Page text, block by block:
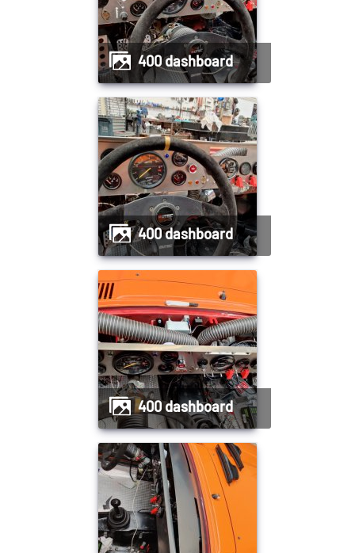
400 dashboard
400 dashboard
400 dashboard